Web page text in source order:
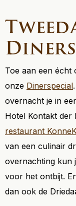
Toe aan een écht
onze Dinerspecial
overnacht je in
Hotel Kontakt der
restaurant
van een culinair
overnachting kun
voor het ontbijt.
dan ook de